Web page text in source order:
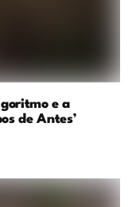
e a
de Antes’